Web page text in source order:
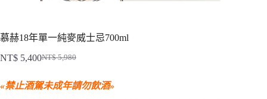
慕赫18年單一純麥威士忌700ml
NT$5,980
始
價
NT$ 5,400
前
價
«禁止酒駕未成年請勿飲酒»